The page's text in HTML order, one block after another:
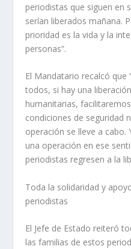
periodistas que siguen en
serían liberados mañana.
prioridad es la vida y la
personas”.
El Mandatario recalcó que
todos, si hay una
humanitarias,
condiciones de seguridad
operación se lleve a
una operación en ese
periodistas regresen a la
Toda la solidaridad y
periodistas
El Jefe de Estado reiteró
las familias de estos